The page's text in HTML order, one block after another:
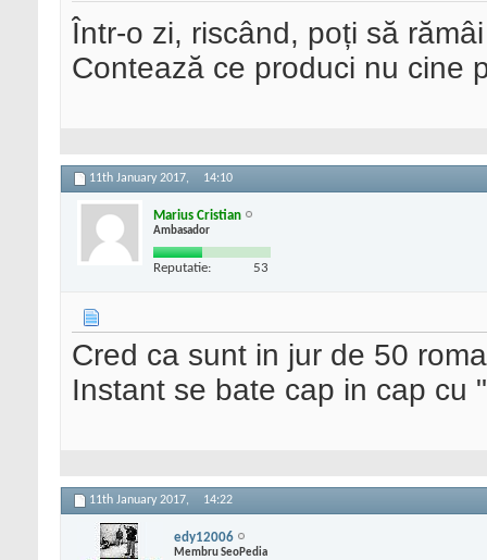
Într-o zi, riscând, poți să
Contează ce produci nu cine
11th January 2017, 14:10
Marius Cristian
Ambasador
Reputatie: 53
Cred ca sunt in jur de 50
Instant se bate cap in cap cu
11th January 2017, 14:22
edy12006
Membru SeoPedia